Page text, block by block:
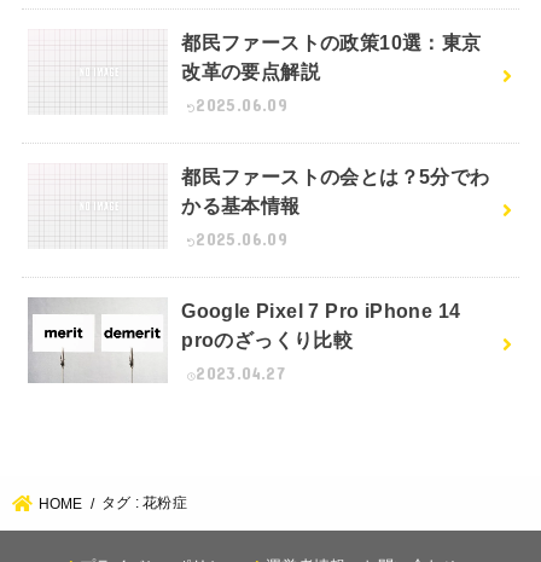
都民ファーストの政策10選：東京
改革の要点解説
2025.06.09
都民ファーストの会とは？5分でわ
かる基本情報
2025.06.09
Google Pixel 7 Pro iPhone 14
proのざっくり比較
2023.04.27
HOME タグ : 花粉症